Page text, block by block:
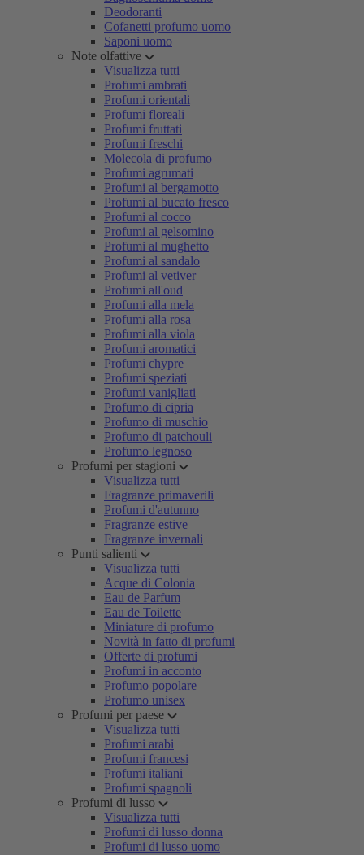
Deodoranti
Cofanetti profumo uomo
Saponi uomo
Note olfattive
Visualizza tutti
Profumi ambrati
Profumi orientali
Profumi floreali
Profumi fruttati
Profumi freschi
Molecola di profumo
Profumi agrumati
Profumi al bergamotto
Profumi al bucato fresco
Profumi al cocco
Profumi al gelsomino
Profumi al mughetto
Profumi al sandalo
Profumi al vetiver
Profumi all'oud
Profumi alla mela
Profumi alla rosa
Profumi alla viola
Profumi aromatici
Profumi chypre
Profumi speziati
Profumi vanigliati
Profumo di cipria
Profumo di muschio
Profumo di patchouli
Profumo legnoso
Profumi per stagioni
Visualizza tutti
Fragranze primaverili
Profumi d'autunno
Fragranze estive
Fragranze invernali
Punti salienti
Visualizza tutti
Acque di Colonia
Eau de Parfum
Eau de Toilette
Miniature di profumo
Novità in fatto di profumi
Offerte di profumi
Profumi in acconto
Profumo popolare
Profumo unisex
Profumi per paese
Visualizza tutti
Profumi arabi
Profumi francesi
Profumi italiani
Profumi spagnoli
Profumi di lusso
Visualizza tutti
Profumi di lusso donna
Profumi di lusso uomo